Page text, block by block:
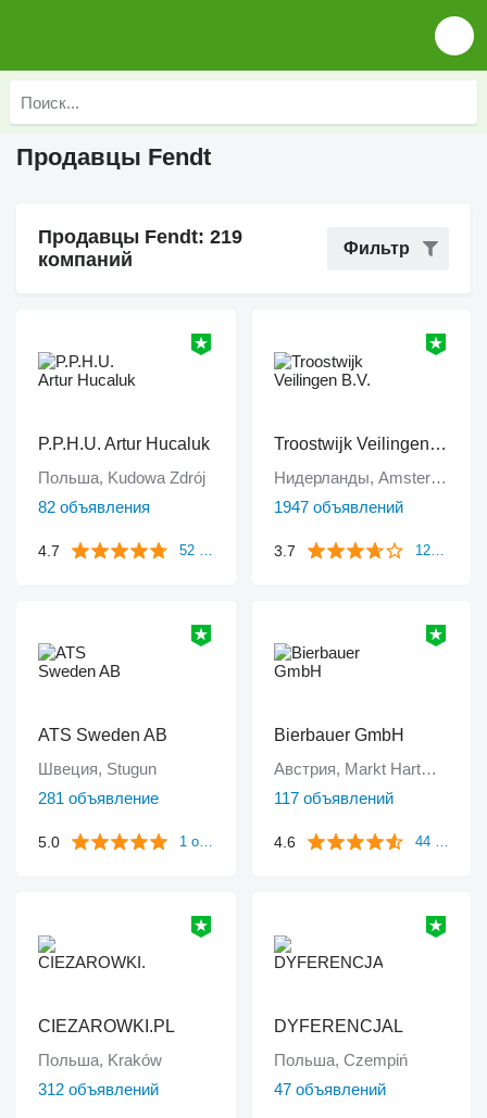
Продавцы Fendt
Продавцы Fendt: 219
компаний
Фильтр
P.P.H.U. Artur Hucaluk
Польша, Kudowa Zdrój
82 объявления
4.7 52 отзыва
Troostwijk Veilingen B.V.
Нидерланды, Amsterdam
1947 объявлений
3.7 1249 отзывов
ATS Sweden AB
Швеция, Stugun
281 объявление
5.0 1 отзыв
Bierbauer GmbH
Австрия, Markt Hartmannsdorf
117 объявлений
4.6 44 отзыва
CIEZAROWKI.PL
Польша, Kraków
312 объявлений
DYFERENCJAL
Польша, Czempiń
47 объявлений